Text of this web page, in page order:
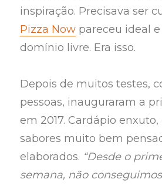
inspiração. Precisava ser
Pizza Now pareceu ideal
domínio livre. Era isso.
Depois de muitos testes,
pessoas, inauguraram a
em 2017. Cardápio enxuto,
sabores muito bem
elaborados. “Desde o
semana, não